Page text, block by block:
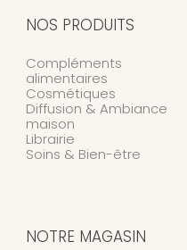
NOS PRODUITS
Compléments
alimentaires
Cosmétiques
Diffusion & Ambiance
maison
Librairie
Soins & Bien-être
NOTRE MAGASIN